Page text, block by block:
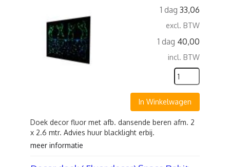
1 dag 33,06
excl. BTW
1 dag 40,00
incl. BTW
In Winkelwagen
Doek decor fluor met afb. dansende beren afm. 2
x 2.6 mtr. Advies huur blacklight erbij.
meer informatie